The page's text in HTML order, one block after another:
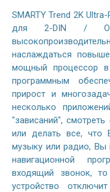
SMARTY Trend 2K
для 2-DIN /
наслаждаться
мощный процессор в
программным
прирост и
несколько
"зависаний",
или делать все, что
музыку или радио, Вы
навигационной
входящий звонок, то
устройство